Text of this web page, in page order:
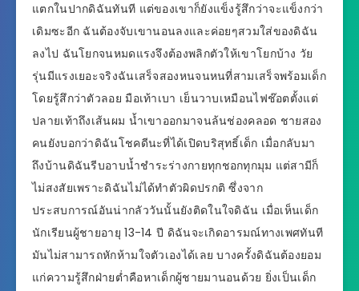
แตกในปากดิฉันทันที แต่ของเขาก็ยังแข็งรู้สึกว่าจะแข็งกว่า
เดิมซะอีก ฉันต้องจับเขานอนลงและค่อยๆสวมใส่ของดิฉัน
ลงไป ฉันโยกจนหมดแรงจึงต้องพลิกตัวให้เขาโยกบ้าง วัย
รุ่นมีแรงเยอะจริงฉันเสร็จสองหนจนหนที่สามเสร็จพร้อมเด็ก
โดยรู้สึกว่าตัวลอย มือเท้าเบา เย็นวาบเหมือนไฟช๊อตตั้งแต่
ปลายเท้าถึงเส้นผม น้ำเขาออกมาจนล้นช่องคลอด ชายสอง
คนยังบอกว่าดิฉันโชคดีนะที่ได้เปิดบริสุทธิ์เด็ก เมื่อกลับมา
ถึงบ้านดิฉันรีบอาบน้ำชำระร่างกายทุกชอกทุกมุม แต่สามีก็
ไม่สงสัยเพราะดิฉันไม่ได้ทำตัวผิดปรกติ ซึ่งจาก
ประสบการณ์อันน่ากลัววันนั้นยังติดในใจดิฉัน เมื่อเห็นเด็ก
นักเรียนผู้ชายอายุ 13-14 ปี ดิฉันจะเกิดอารมณ์ทางเพศทันที
มันไม่สามารถหักห้ามใจตัวเองได้เลย บางครั้งดิฉันต้องยอม
แก่ความรู้สึกฝ่ายต่ำคือหาเด็กผู้ชายมานอนด้วย ยิ่งเป็นเด็ก